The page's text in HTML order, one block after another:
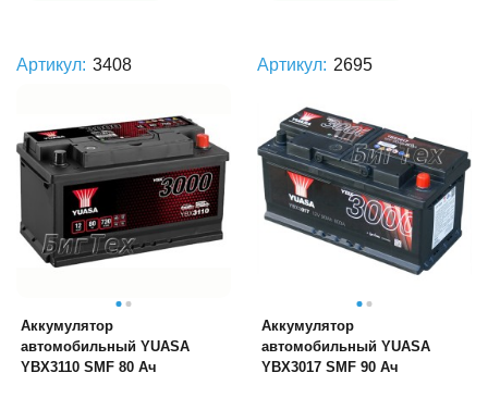
Артикул: 3408
Аккумулятор
автомобильный YUASA
YBX3110 SMF 80 Ач
Артикул: 2695
Аккумулятор
автомобильный YUASA
YBX3017 SMF 90 Ач